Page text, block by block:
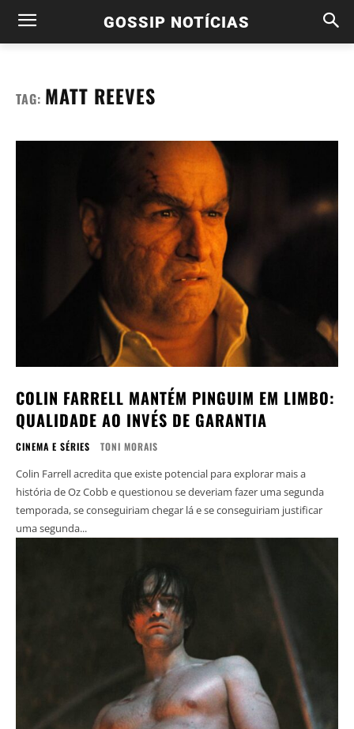
GOSSIP NOTÍCIAS
TAG: MATT REEVES
COLIN FARRELL MANTÉM PINGUIM EM LIMBO:
QUALIDADE AO INVÉS DE GARANTIA
CINEMA E SÉRIES TONI MORAIS
Colin Farrell acredita que existe potencial para explorar mais a
história de Oz Cobb e questionou se deveriam fazer uma segunda
temporada, se conseguiriam chegar lá e se conseguiriam justificar
uma segunda...